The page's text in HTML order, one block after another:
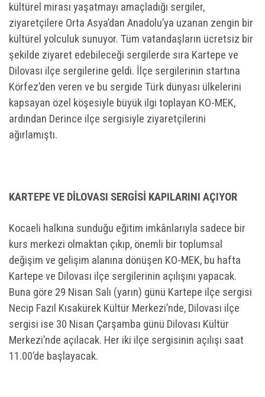
kültürel mirası yaşatmayı amaçladığı sergiler,
ziyaretçilere Orta Asya’dan Anadolu’ya uzanan zengin bir
kültürel yolculuk sunuyor. Tüm vatandaşların ücretsiz bir
şekilde ziyaret edebileceği sergilerde sıra Kartepe ve
Dilovası ilçe sergilerine geldi. İlçe sergilerinin startına
Körfez’den veren ve bu sergide Türk dünyası ülkelerini
kapsayan özel köşesiyle büyük ilgi toplayan KO-MEK,
ardından Derince ilçe sergisiyle ziyaretçilerini
ağırlamıştı.
KARTEPE VE DİLOVASI SERGİSİ KAPILARINI AÇIYOR
Kocaeli halkına sunduğu eğitim imkânlarıyla sadece bir
kurs merkezi olmaktan çıkıp, önemli bir toplumsal
değişim ve gelişim alanına dönüşen KO-MEK, bu hafta
Kartepe ve Dilovası ilçe sergilerinin açılışını yapacak.
Buna göre 29 Nisan Salı (yarın) günü Kartepe ilçe sergisi
Necip Fazıl Kısakürek Kültür Merkezi’nde, Dilovası ilçe
sergisi ise 30 Nisan Çarşamba günü Dilovası Kültür
Merkezi’nde açılacak. Her iki ilçe sergisinin açılışı saat
11.00’de başlayacak.